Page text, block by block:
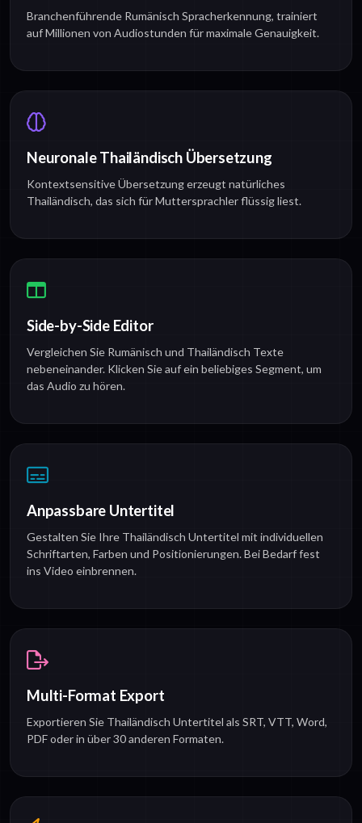
Branchenführende Rumänisch Spracherkennung, trainiert
auf Millionen von Audiostunden für maximale Genauigkeit.
Neuronale Thailändisch Übersetzung
Kontextsensitive Übersetzung erzeugt natürliches
Thailändisch, das sich für Muttersprachler flüssig liest.
Side-by-Side Editor
Vergleichen Sie Rumänisch und Thailändisch Texte
nebeneinander. Klicken Sie auf ein beliebiges Segment, um
das Audio zu hören.
Anpassbare Untertitel
Gestalten Sie Ihre Thailändisch Untertitel mit individuellen
Schriftarten, Farben und Positionierungen. Bei Bedarf fest
ins Video einbrennen.
Multi-Format Export
Exportieren Sie Thailändisch Untertitel als SRT, VTT, Word,
PDF oder in über 30 anderen Formaten.